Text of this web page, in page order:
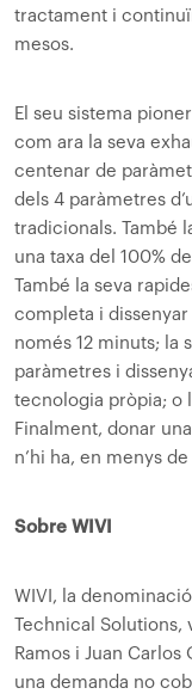
tractament i
mesos.
El seu sistema
com ara la seva
centenar de
dels 4 paràmetres
tradicionals. També
una taxa del 100%
També la seva
completa i
només 12 minuts; la
paràmetres i
tecnologia pròpia; o
Finalment, donar
n’hi ha, en menys
Sobre WIVI
WIVI, la
Technical Solutions,
Ramos i Juan
una demanda no